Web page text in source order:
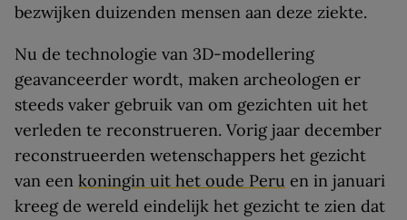
bezwijken duizenden mensen aan deze ziekte.
Nu de technologie van 3D-modellering
geavanceerder wordt, maken archeologen er
steeds vaker gebruik van om gezichten uit het
verleden te reconstrueren. Vorig jaar december
reconstrueerden wetenschappers het gezicht
van een koningin uit het oude Peru en in januari
kreeg de wereld eindelijk het gezicht te zien dat